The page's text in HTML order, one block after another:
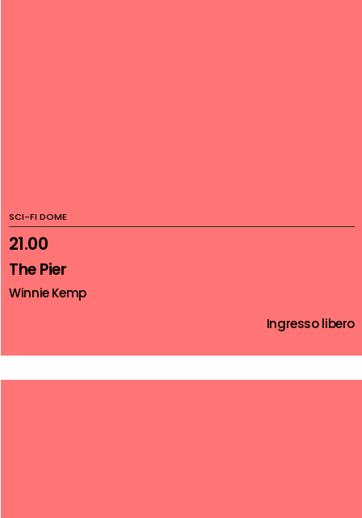
SCI-FI DOME
21.00
The Pier
Winnie Kemp
Ingresso libero